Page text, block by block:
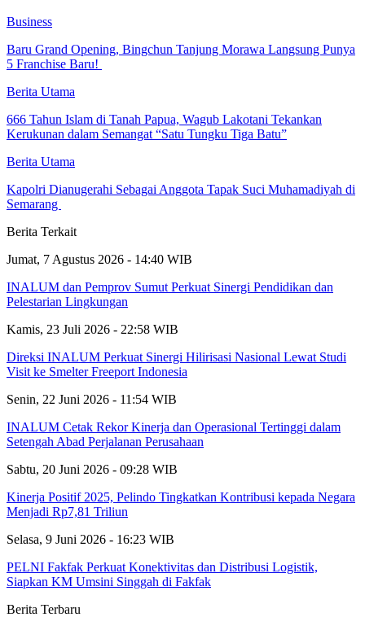
Business
‎Baru Grand Opening, Bingchun Tanjung Morawa Langsung Punya
5 Franchise Baru! ‎
Berita Utama
666 Tahun Islam di Tanah Papua, Wagub Lakotani Tekankan
Kerukunan dalam Semangat “Satu Tungku Tiga Batu”
Berita Utama
Kapolri Dianugerahi Sebagai Anggota Tapak Suci Muhamadiyah di
Semarang
Berita Terkait
Jumat, 7 Agustus 2026 - 14:40 WIB
INALUM dan Pemprov Sumut Perkuat Sinergi Pendidikan dan
Pelestarian Lingkungan
Kamis, 23 Juli 2026 - 22:58 WIB
Direksi INALUM Perkuat Sinergi Hilirisasi Nasional Lewat Studi
Visit ke Smelter Freeport Indonesia
Senin, 22 Juni 2026 - 11:54 WIB
INALUM Cetak Rekor Kinerja dan Operasional Tertinggi dalam
Setengah Abad Perjalanan Perusahaan
Sabtu, 20 Juni 2026 - 09:28 WIB
Kinerja Positif 2025, Pelindo Tingkatkan Kontribusi kepada Negara
Menjadi Rp7,81 Triliun
Selasa, 9 Juni 2026 - 16:23 WIB
PELNI Fakfak Perkuat Konektivitas dan Distribusi Logistik,
Siapkan KM Umsini Singgah di Fakfak
Berita Terbaru